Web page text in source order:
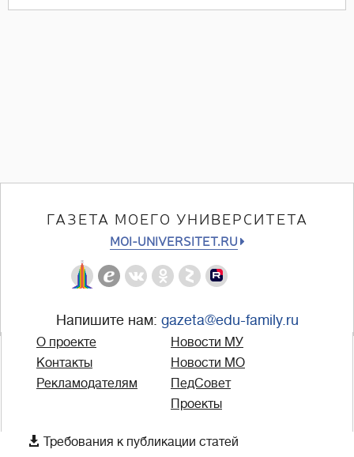
ГАЗЕТА МОЕГО УНИВЕРСИТЕТА
MOI-UNIVERSITET.RU
Напишите нам: gazeta@edu-family.ru
О проекте
Контакты
Рекламодателям
Новости МУ
Новости МО
ПедСовет
Проекты
 Требования к публикации статей